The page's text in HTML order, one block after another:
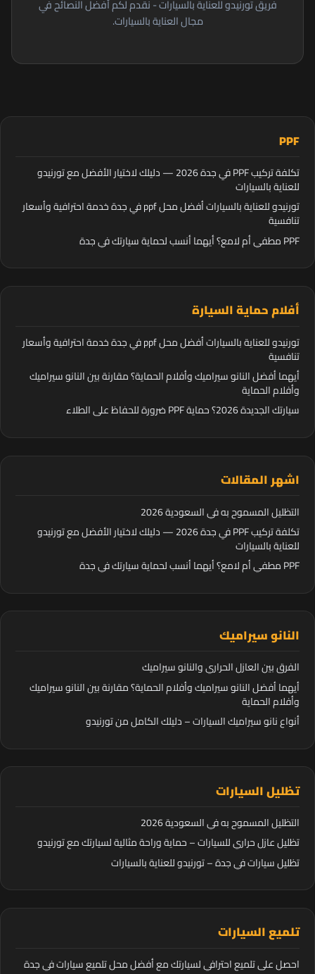
PPF
تكلفة تركيب PPF في جدة 2026 — دليلك لاختيار الأفضل مع تورنيدو
للعناية بالسيارات
تورنيدو للعناية بالسيارات أفضل محل ppf في جدة خدمة احترافية وأسعار
تنافسية
PPF مطفي أم لامع؟ أيهما أنسب لحماية سيارتك في جدة
أفلام حماية السيارة
تورنيدو للعناية بالسيارات أفضل محل ppf في جدة خدمة احترافية وأسعار
تنافسية
أيهما أفضل النانو سيراميك وأفلام الحماية؟ مقارنة بين النانو سيراميك
وأفلام الحماية
سيارتك الجديدة 2026؟ حماية PPF ضرورة للحفاظ على الطلاء
اشهر المقالات
التظليل المسموح به في السعودية 2026
تكلفة تركيب PPF في جدة 2026 — دليلك لاختيار الأفضل مع تورنيدو
للعناية بالسيارات
PPF مطفي أم لامع؟ أيهما أنسب لحماية سيارتك في جدة
النانو سيراميك
الفرق بين العازل الحراري والنانو سيراميك
أيهما أفضل النانو سيراميك وأفلام الحماية؟ مقارنة بين النانو سيراميك
وأفلام الحماية
أنواع نانو سيراميك السيارات – دليلك الكامل من تورنيدو
تظليل السيارات
التظليل المسموح به في السعودية 2026
تظليل عازل حراري للسيارات – حماية وراحة مثالية لسيارتك مع تورنيدو
تظليل سيارات في جدة – تورنيدو للعناية بالسيارات
تلميع السيارات
احصل على تلميع احترافي لسيارتك مع أفضل محل تلميع سيارات في جدة
فريق تورنيدو للعناية بالسيارات - نقدم لكم أفضل النصائح في
مجال العناية بالسيارات.